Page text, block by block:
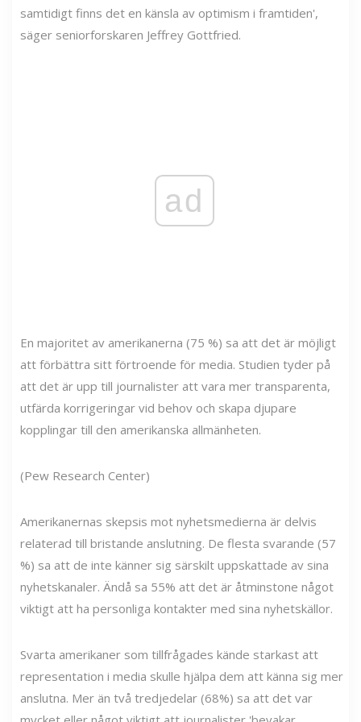
samtidigt finns det en känsla av optimism i framtiden',
säger seniorforskaren Jeffrey Gottfried.
ad
En majoritet av amerikanerna (75 %) sa att det är möjligt
att förbättra sitt förtroende för media. Studien tyder på
att det är upp till journalister att vara mer transparenta,
utfärda korrigeringar vid behov och skapa djupare
kopplingar till den amerikanska allmänheten.
(Pew Research Center)
Amerikanernas skepsis mot nyhetsmedierna är delvis
relaterad till bristande anslutning. De flesta svarande (57
%) sa att de inte känner sig särskilt uppskattade av sina
nyhetskanaler. Ändå sa 55% att det är åtminstone något
viktigt att ha personliga kontakter med sina nyhetskällor.
Svarta amerikaner som tillfrågades kände starkast att
representation i media skulle hjälpa dem att känna sig mer
anslutna. Mer än två tredjedelar (68%) sa att det var